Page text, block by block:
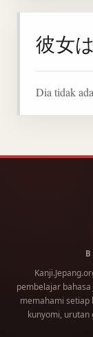
彼女は
Dia tidak
pembelajar
memahami setiap
kunyomi, urutan